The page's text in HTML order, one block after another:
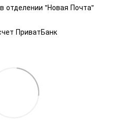
отделении "Новая Почта"
ПриватБанк